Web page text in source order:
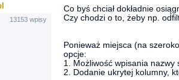
13153 wpisy
Co byś chciał dokładnie
Czy chodzi o to, żeby np.
Ponieważ miejsca (na
opcje:
1. Możliwość wpisania nazwy
2. Dodanie ukrytej kolumny,